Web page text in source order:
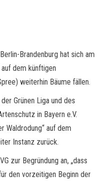
Brandenburg hat sich am
dem künftigen
weiterhin Bäume fällen.
Grünen Liga und des
in Bayern e.V.
Waldrodung“ auf dem
Instanz zurück.
zur Begründung an, „dass
den vorzeitigen Beginn der